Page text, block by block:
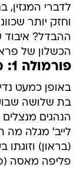
הכשלון של
פורמולה 1: מה עושים בחופש?
בת שלושה
לייב' מגלה מה
(בראון) וזוגתו
פליפה מאסה
רוזברג
לאיביזה בספרד